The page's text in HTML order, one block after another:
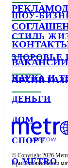
ШОУ-
СТИЛЬ
ЗДОРОВЬЕ
НАУКА И
ДЕНЬГИ
ДОМ
СПОРТ
О METRO
ВАКАНСИИ
АРХИВ
© Copyright 2026
При использовании